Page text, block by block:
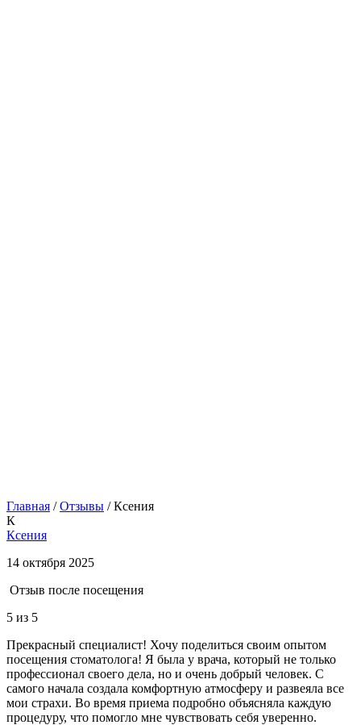
Главная /Отзывы /Ксения
К
Ксения
14 октября 2025
Отзыв после посещения
5 из 5
Прекрасный специалист! Хочу поделиться своим опытом
посещения стоматолога! Я была у врача, который не только
профессионал своего дела, но и очень добрый человек. С
самого начала создала комфортную атмосферу и развеяла все
мои страхи. Во время приема подробно объясняла каждую
процедуру, что помогло мне чувствовать себя уверенно.